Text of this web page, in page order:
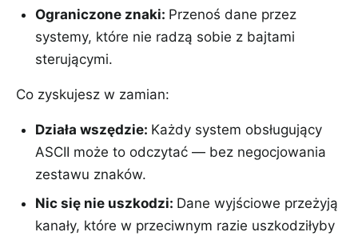
Ograniczone znaki: Przenoś dane przez
systemy, które nie radzą sobie z bajtami
sterującymi.
Co zyskujesz w zamian:
Działa wszędzie: Każdy system obsługujący
ASCII może to odczytać — bez negocjowania
zestawu znaków.
Nic się nie uszkodzi: Dane wyjściowe przeżyją
kanały, które w przeciwnym razie uszkodziłyby